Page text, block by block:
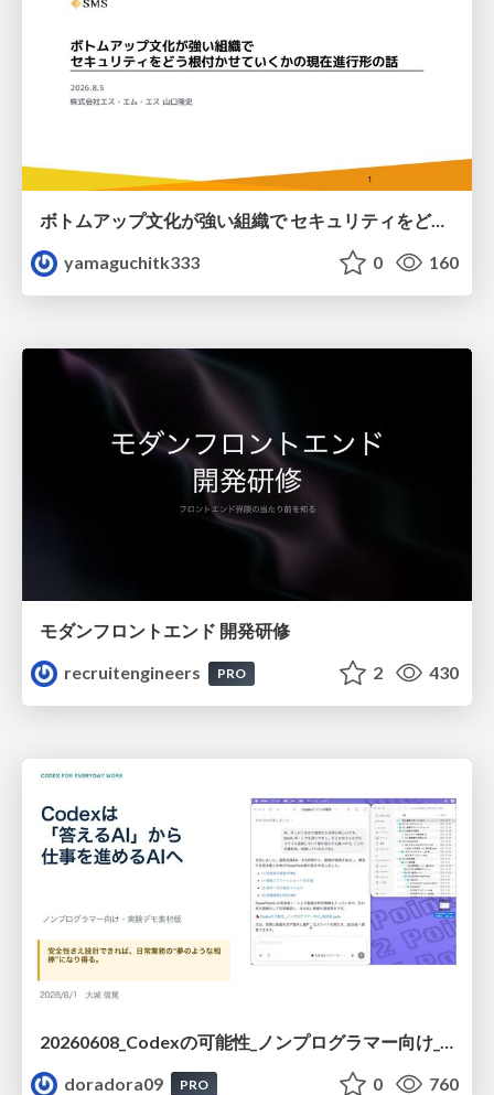
ボトムアップ文化が強い組織で セキュリティをどう根付かせていくかの現在進行形の話 / Making Security Stick in a Bottom-Up Organization
yamaguchitk333
0 160
モダンフロントエンド 開発研修
recruitengineers
PRO 2 430
doradora09
PRO 0 760